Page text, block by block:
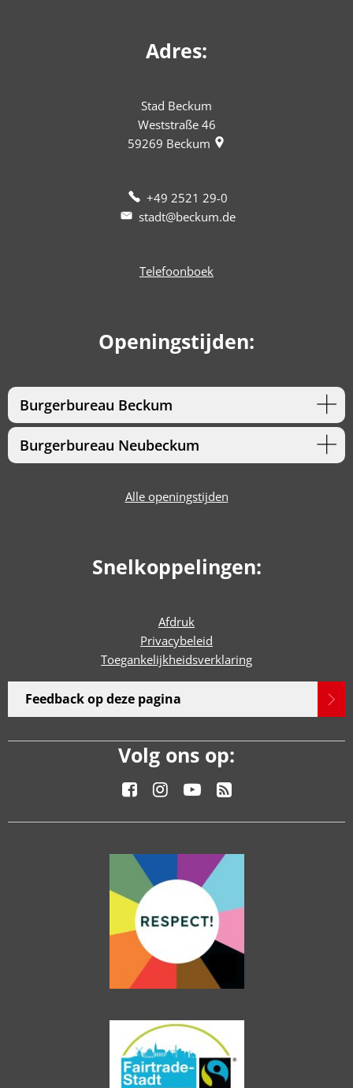
Adres:
Stad Beckum
Weststraße 46
59269 Beckum
+49 2521 29-0
stadt@beckum.de
Telefoonboek
Openingstijden:
Burgerbureau Beckum
Burgerbureau Neubeckum
Alle openingstijden
Snelkoppelingen:
Afdruk
Privacybeleid
Toegankelijkheidsverklaring
Feedback op deze pagina
Volg ons op: